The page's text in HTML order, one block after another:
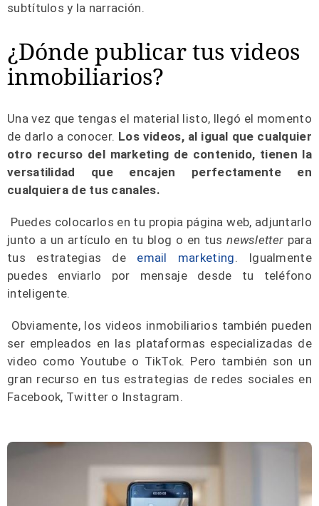
subtítulos y la narración.
¿Dónde publicar tus videos
inmobiliarios?
Una vez que tengas el material listo, llegó el momento
de darlo a conocer. Los videos, al igual que cualquier
otro recurso del marketing de contenido, tienen la
versatilidad que encajen perfectamente en
cualquiera de tus canales.
Puedes colocarlos en tu propia página web, adjuntarlo
junto a un artículo en tu blog o en tusnewsletter para
tus estrategias de email marketing. Igualmente
puedes enviarlo por mensaje desde tu teléfono
inteligente.
Obviamente, los videos inmobiliarios también pueden
ser empleados en las plataformas especializadas de
video como Youtube o TikTok. Pero también son un
gran recurso en tus estrategias de redes sociales en
Facebook, Twitter o Instagram.